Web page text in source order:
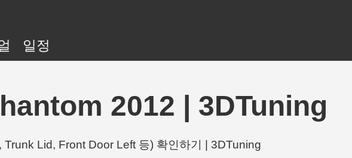
일정
2012 | 3DTuning
Lid, Front Door Left 등) 확인하기 | 3DTuning